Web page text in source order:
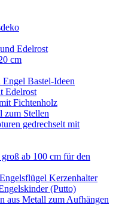
Edelrost
cm
Bastel-Ideen
Edelrost
Fichtenholz
zum Stellen
gedrechselt mit
ab 100 cm für den
Kerzenhalter
(Putto)
aus Metall zum Aufhängen